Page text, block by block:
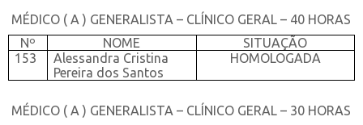
MÉDICO ( A ) GENERALISTA – CLÍNICO GERAL – 40 HORAS
Nº
NOME
SITUAÇÃO
153
Alessandra Cristina
Pereira dos Santos
HOMOLOGADA
MÉDICO ( A ) GENERALISTA – CLÍNICO GERAL – 30 HORAS